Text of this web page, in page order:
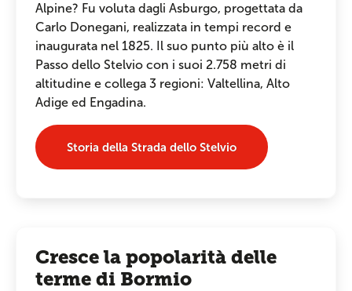
Alpine? Fu voluta dagli Asburgo, progettata da
Carlo Donegani, realizzata in tempi record e
inaugurata nel 1825. Il suo punto più alto è il
Passo dello Stelvio con i suoi 2.758 metri di
altitudine e collega 3 regioni: Valtellina, Alto
Adige ed Engadina.
Storia della Strada dello Stelvio
Cresce la popolarità delle
terme di Bormio